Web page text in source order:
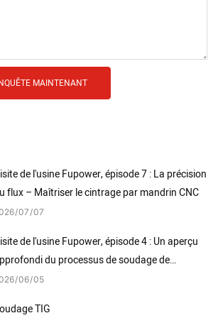
MAINTENANT
de l'usine Fupower, épisode 7 : La précision
flux – Maîtriser le cintrage par mandrin CNC
07 07
de l'usine Fupower, épisode 4 : Un aperçu
du processus de soudage de
de Fupower
06 05
TIG